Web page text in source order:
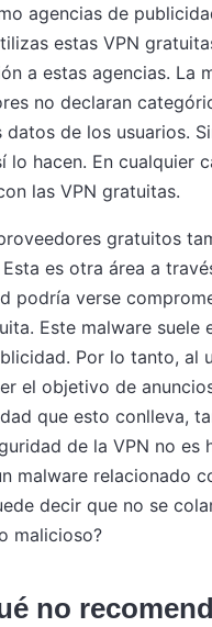
agencias de
estas VPN
a estas agencias. La
no declaran
datos de los usuarios.
lo hacen. En cualquier
las VPN gratuitas.
gratuitos
es otra área a
podría verse
Este malware suele
Por lo tanto, al
el objetivo de
que esto conlleva,
de la VPN no es
malware relacionado
decir que no se
malicioso?
no